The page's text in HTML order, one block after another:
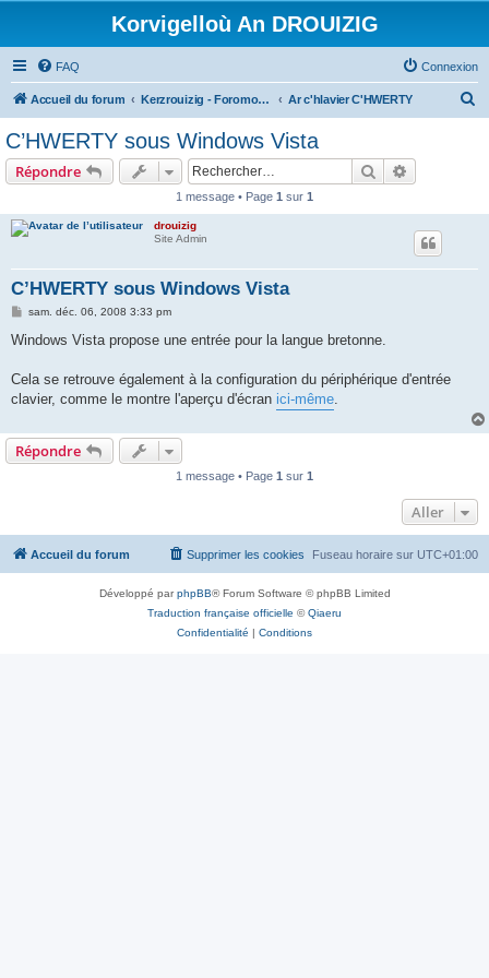
Korvigelloù An DROUIZIG
FAQ Connexion
Accueil du forum Kerzrouizig - Foromoù An Drouizig Ar c'hlavier C'HWERTY
C’HWERTY sous Windows Vista
Répondre Rechercher
1 message • Page 1 sur 1
drouizig
Site Admin
C’HWERTY sous Windows Vista
M
s
g
sam. déc. 06, 2008 3:33 pm
Windows Vista propose une entrée pour la langue bretonne.
Cela se retrouve également à la configuration du périphérique d'entrée
clavier, comme le montre l'aperçu d'écran ici-même.
Répondre
1 message • Page 1 sur 1
Aller
Accueil du forum Fuseau horaire sur UTC+01:00
Supprimer les cookies
Développé parphpBB® Forum Software © phpBB Limited
Traduction française officielle ©Qiaeru
Confidentialité | Conditions